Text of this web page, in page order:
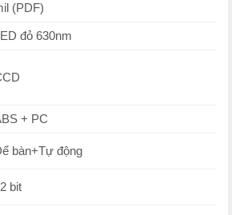
(PDF)
đỏ 630nm
+ PC
bàn+Tự động
bit